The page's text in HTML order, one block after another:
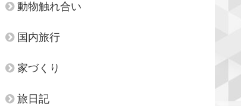
動物触れ合い
国内旅行
家づくり
旅日記